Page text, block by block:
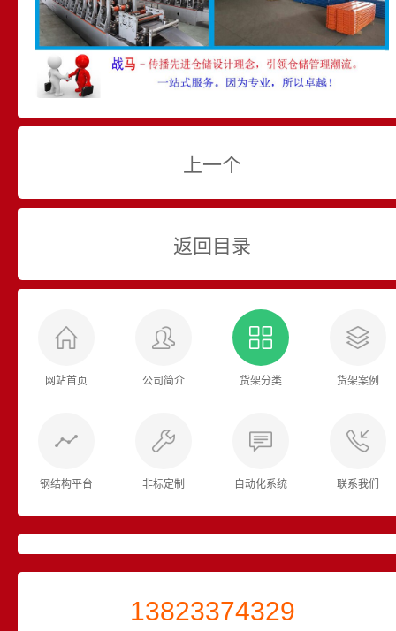
上一个
返回目录
网站首页 公司简介 货架分类 货架案例
钢结构平台 非标定制 自动化系统 联系我们
13823374329